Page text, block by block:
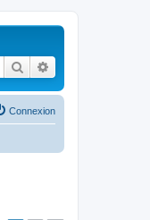
Rechercher
Connexion